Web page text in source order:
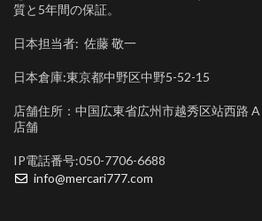
質と5年間の保証。
日本担当者: 佐藤 敬一
日本倉庫:東京都中野区中野5-52-15
店舗住所：中国広東省広州市越秀区站西路 A
店舗
IP電話番号:050-7706-6688
info@mercari777.com